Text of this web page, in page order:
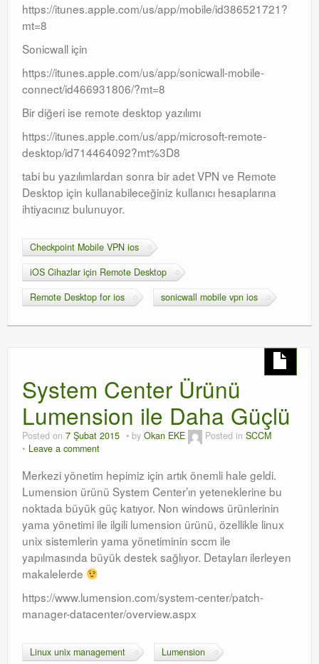
https://itunes.apple.com/us/app/mobile/id386521721?
mt=8
Sonicwall için
https://itunes.apple.com/us/app/sonicwall-mobile-
connect/id466931806/?mt=8
Bir diğeri ise remote desktop yazılımı
https://itunes.apple.com/us/app/microsoft-remote-
desktop/id714464092?mt%3D8
tabi bu yazılımlardan sonra bir adet VPN ve Remote
Desktop için kullanabileceğiniz kullanıcı hesaplarına
ihtiyacınız bulunuyor.
Checkpoint Mobile VPN ios
iOS Cihazlar için Remote Desktop
Remote Desktop for ios
sonicwall mobile vpn ios
System Center Ürünü
Lumension ile Daha Güçlü
Posted on 7 Şubat 2015 by Okan EKE Posted in SCCM
Leave a comment
Merkezi yönetim hepimiz için artık önemli hale geldi.
Lumension ürünü System Center’ın yeteneklerine bu
noktada büyük güç katıyor. Non windows ürünlerinin
yama yönetimi ile ilgili lumension ürünü, özellikle linux
unix sistemlerin yama yönetiminin sccm ile
yapılmasında büyük destek sağlıyor. Detayları ilerleyen
makalelerde
https://www.lumension.com/system-center/patch-
manager-datacenter/overview.aspx
Linux unix management Lumension